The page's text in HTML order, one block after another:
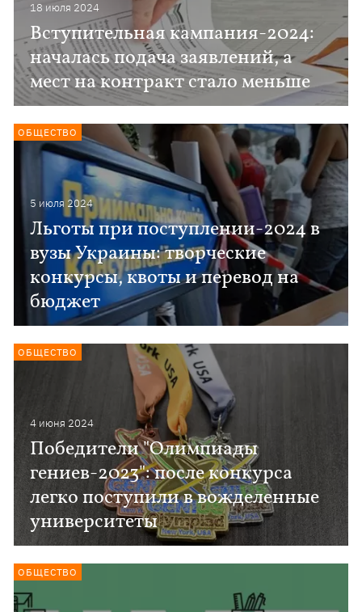
18 июля 2024
Вступительная кампания-2024:
началась подача заявлений, а
мест на контракт стало меньше
5 июля 2024
Льготы при поступлении-2024 в
вузы Украины: творческие
конкурсы, квоты и перевод на
бюджет
ОБЩЕСТВО
4 июня 2024
Победители "Олимпиады
гениев-2023": после конкурса
легко поступили в вожделенные
университеты
ОБЩЕСТВО
ОБЩЕСТВО